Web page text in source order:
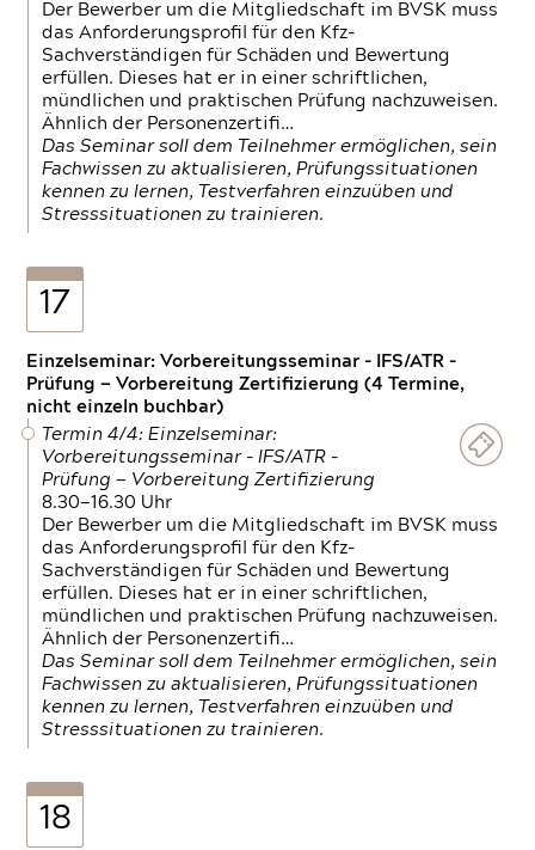
Der Bewerber um die Mitgliedschaft im BVSK muss
das Anforderungsprofil für den Kfz-
Sachverständigen für Schäden und Bewertung
erfüllen. Dieses hat er in einer schriftlichen,
mündlichen und praktischen Prüfung nachzuweisen.
Ähnlich der Personenzertifi…
Das Seminar soll dem Teilnehmer ermöglichen, sein
Fachwissen zu aktualisieren, Prüfungssituationen
kennen zu lernen, Testverfahren einzuüben und
Stresssituationen zu trainieren.
17
Einzelseminar: Vorbereitungsseminar - IFS/ATR -
Prüfung — Vorbereitung Zertifizierung (4 Termine,
nicht einzeln buchbar)
Termin 4/4: Einzelseminar:
Vorbereitungsseminar - IFS/ATR -
Prüfung — Vorbereitung Zertifizierung
8.30—16.30 Uhr
Der Bewerber um die Mitgliedschaft im BVSK muss
das Anforderungsprofil für den Kfz-
Sachverständigen für Schäden und Bewertung
erfüllen. Dieses hat er in einer schriftlichen,
mündlichen und praktischen Prüfung nachzuweisen.
Ähnlich der Personenzertifi…
Das Seminar soll dem Teilnehmer ermöglichen, sein
Fachwissen zu aktualisieren, Prüfungssituationen
kennen zu lernen, Testverfahren einzuüben und
Stresssituationen zu trainieren.
18